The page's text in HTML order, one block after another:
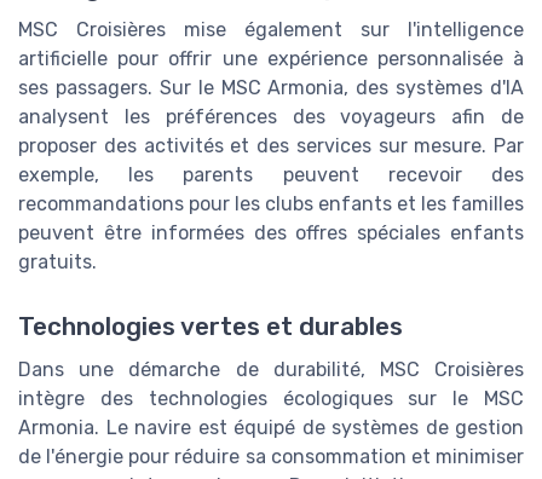
MSC Croisières mise également sur l'intelligence
artificielle pour offrir une expérience personnalisée à
ses passagers. Sur le MSC Armonia, des systèmes d'IA
analysent les préférences des voyageurs afin de
proposer des activités et des services sur mesure. Par
exemple, les parents peuvent recevoir des
recommandations pour les clubs enfants et les familles
peuvent être informées des offres spéciales enfants
gratuits.
Technologies vertes et durables
Dans une démarche de durabilité, MSC Croisières
intègre des technologies écologiques sur le MSC
Armonia. Le navire est équipé de systèmes de gestion
de l'énergie pour réduire sa consommation et minimiser